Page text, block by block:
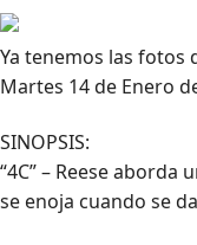
Ya tenemos las fotos
Martes 14 de Enero
SINOPSIS:
“4C” – Reese
se enoja cuando se